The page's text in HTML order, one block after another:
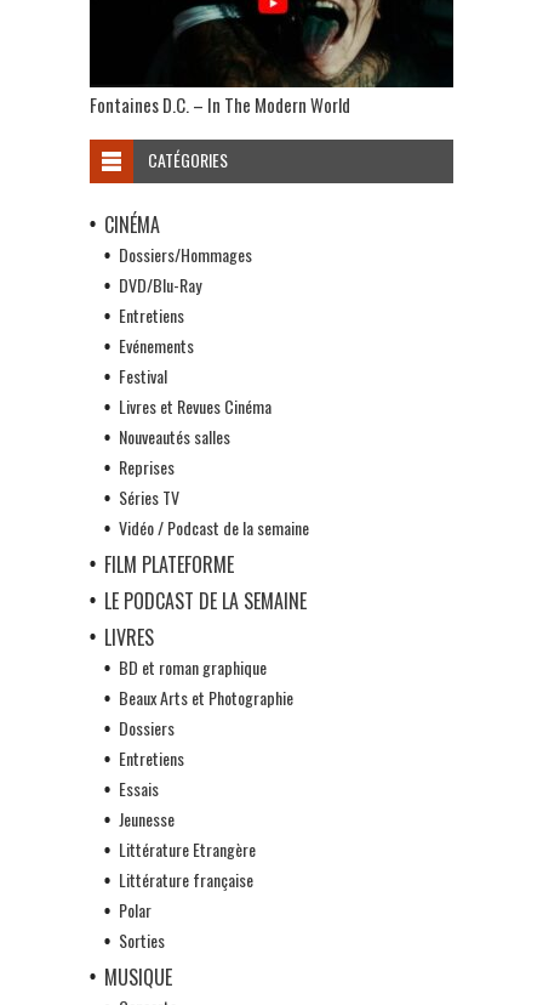
Fontaines D.C. – In The Modern World
CATÉGORIES
CINÉMA
Dossiers/Hommages
DVD/Blu-Ray
Entretiens
Evénements
Festival
Livres et Revues Cinéma
Nouveautés salles
Reprises
Séries TV
Vidéo / Podcast de la semaine
FILM PLATEFORME
LE PODCAST DE LA SEMAINE
LIVRES
BD et roman graphique
Beaux Arts et Photographie
Dossiers
Entretiens
Essais
Jeunesse
Littérature Etrangère
Littérature française
Polar
Sorties
MUSIQUE